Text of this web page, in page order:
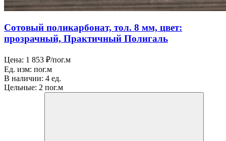
Сотовый поликарбонат, тол. 8 мм, цвет:
прозрачный, Практичный Полигаль
Цена: 1 853 ₽/пог.м
Ед. изм: пог.м
В наличии: 4 ед.
Цельные: 2 пог.м